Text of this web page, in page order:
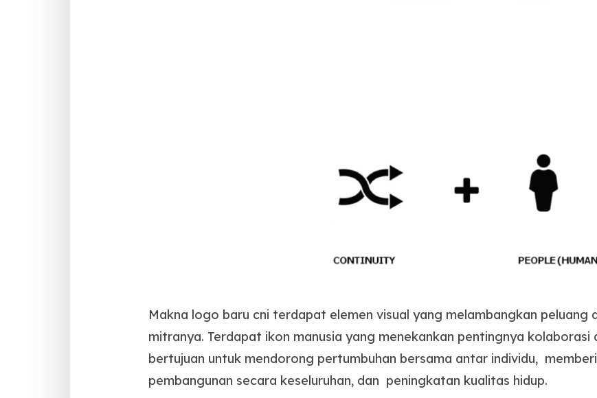
Makna logo baru cni terdapat elemen visual yang melambangkan peluang
mitranya. Terdapat ikon manusia yang menekankan pentingnya kolaborasi
bertujuan untuk mendorong pertumbuhan bersama antar individu,
pembangunan secara keseluruhan, dan peningkatan kualitas hidup.